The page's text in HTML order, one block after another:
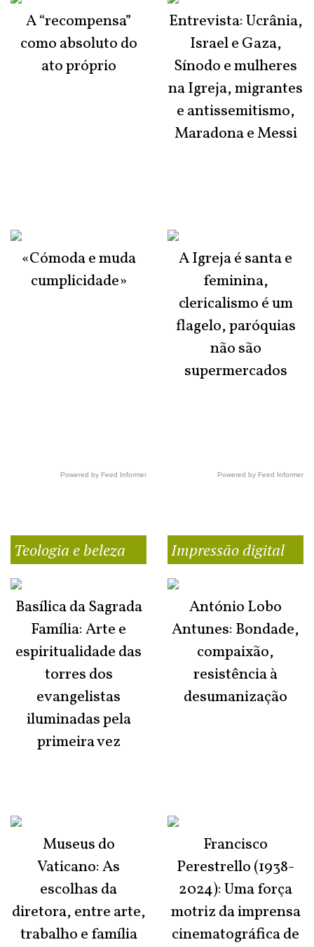
A “recompensa”
como absoluto do
ato próprio
«Cómoda e muda
cumplicidade»
Powered by Feed Informer
Entrevista: Ucrânia,
Israel e Gaza,
Sínodo e mulheres
na Igreja, migrantes
e antissemitismo,
Maradona e Messi
A Igreja é santa e
feminina,
clericalismo é um
flagelo, paróquias
não são
supermercados
Powered by Feed Informer
Teologia e beleza
Basílica da Sagrada
Família: Arte e
espiritualidade das
torres dos
evangelistas
iluminadas pela
primeira vez
Museus do
Vaticano: As
escolhas da
diretora, entre arte,
trabalho e família
Impressão digital
António Lobo
Antunes: Bondade,
compaixão,
resistência à
desumanização
Francisco
Perestrello (1938-
2024): Uma força
motriz da imprensa
cinematográfica de